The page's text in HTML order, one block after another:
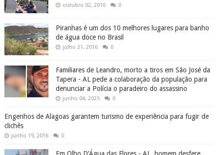
outubro 02, 2016 0
Piranhas é um dos 10 melhores lugares para banho
de água doce no Brasil
julho 21, 2016 0
Familiares de Leandro, morto a tiros em São José da
Tapera - AL pede a colaboração da população para
denunciar a Polícia o paradeiro do assassino
junho 04, 2025 0
Engenhos de Alagoas garantem turismo de experiência para fugir de
clichês
junho 19, 2016 0